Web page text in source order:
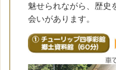
魅せられながら、歴史
会いがあります。